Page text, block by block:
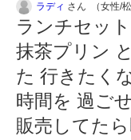
ラディ さん （女性/
ランチセッ
抹茶プリン
た 行きたく
時間を 過ご
販売してた